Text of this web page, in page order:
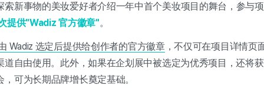
索新事物的美妆爱好者介绍一年中首个美妆项目的舞台，参与
提供"Wadiz 官方徽章"。
Wadiz 选定后提供给创作者的官方徽章，不仅可在项目详情页
道自由使用。此外，如果在企划展中被选定为优秀项目，还将
可为长期品牌增长奠定基础。